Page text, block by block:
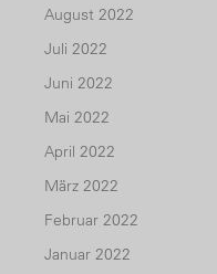
August 2022
Juli 2022
Juni 2022
Mai 2022
April 2022
März 2022
Februar 2022
Januar 2022